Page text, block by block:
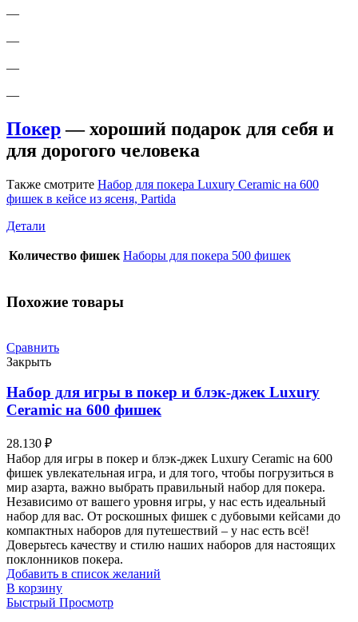
—
—
—
—
Покер— хороший подарок для себя и
для дорогого человека
Также смотрите Набор для покера Luxury Ceramic на 600
фишек в кейсе из ясеня, Partida
Детали
Количество фишек Наборы для покера 500 фишек
Похожие товары
Сравнить
Закрыть
Набор для игры в покер и блэк-джек Luxury
Ceramic на 600 фишек
28.130 ₽
Набор для игры в покер и блэк-джек Luxury Ceramic на 600
фишек увлекательная игра, и для того, чтобы погрузиться в
мир азарта, важно выбрать правильный набор для покера.
Независимо от вашего уровня игры, у нас есть идеальный
набор для вас. От роскошных фишек с дубовыми кейсами до
компактных наборов для путешествий – у нас есть всё!
Доверьтесь качеству и стилю наших наборов для настоящих
поклонников покера.
Добавить в список желаний
В корзину
Быстрый Просмотр